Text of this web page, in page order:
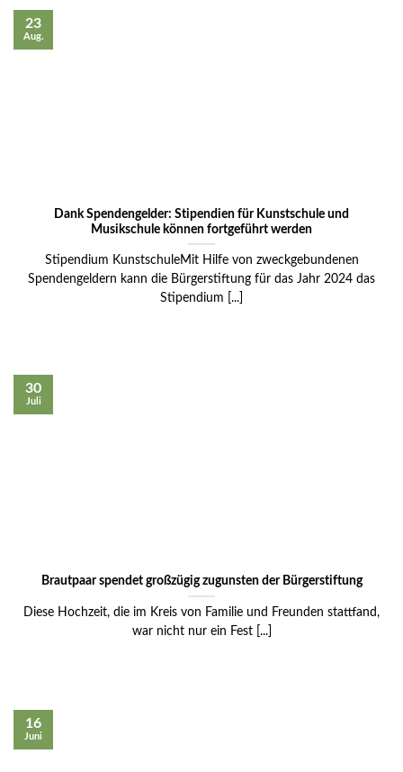
Dank Spendengelder: Stipendien für Kunstschule und
Musikschule können fortgeführt werden
Stipendium KunstschuleMit Hilfe von zweckgebundenen
Spendengeldern kann die Bürgerstiftung für das Jahr 2024 das
Stipendium [...]
23
Aug.
Brautpaar spendet großzügig zugunsten der Bürgerstiftung
Diese Hochzeit, die im Kreis von Familie und Freunden stattfand,
war nicht nur ein Fest [...]
30
Juli
16
Juni